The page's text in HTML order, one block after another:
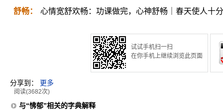
舒畅： 心情宽舒欢畅：功课做完，心神舒畅｜春天使人十
试试手机扫一扫
在你手机上继续浏览此页面
分享到： 更多
阅读(3682次)
与“怫郁”相关的字典解释